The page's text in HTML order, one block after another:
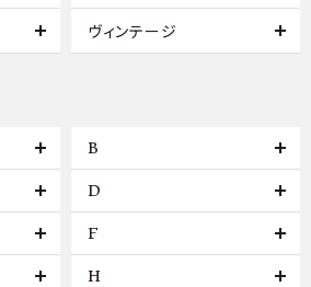
ヴィンテージ
B
D
F
H